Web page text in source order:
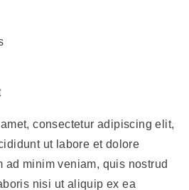
consectetur adipiscing elit,
ut labore et dolore
ad minim veniam, quis nostrud
nisi ut aliquip ex ea